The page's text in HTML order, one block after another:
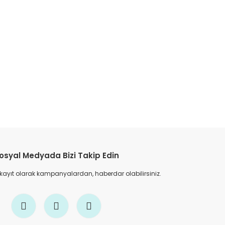
Medyada Bizi Takip Edin
olarak kampanyalardan, haberdar olabilirsiniz.